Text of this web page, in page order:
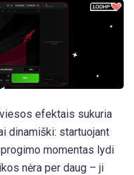
efektais sukuria
dinamiški: startuojant
momentas lydi
nėra per daug – ji